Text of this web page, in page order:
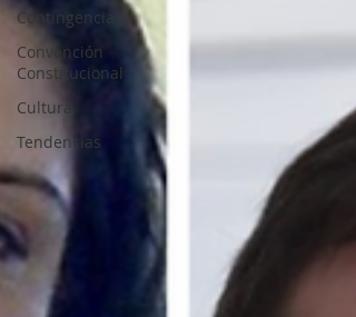
Contingencia
Convención
Constitucional
Cultura
Tendencias